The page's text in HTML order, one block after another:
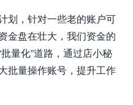
划，针对一些老的账户可
金盘在壮大，我们资金的
量化”道路，通过店小秘
批量操作账号，提升工作